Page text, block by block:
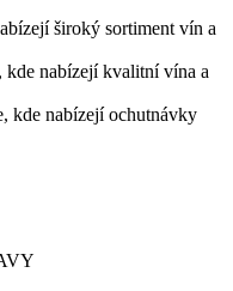
široký sortiment vín a
nabízejí kvalitní vína a
kde nabízejí ochutnávky